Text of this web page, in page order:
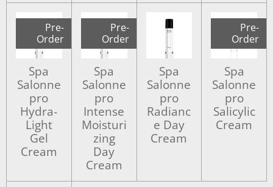
Pre-
Order
Spa
Salonne
pro
Hydra-
Light
Gel
Cream
Pre-
Order
Spa
Salonne
pro
Intense
Moisturi
zing
Day
Cream
Spa
Salonne
pro
Radianc
e Day
Cream
Pre-
Order
Spa
Salonne
pro
Salicylic
Cream